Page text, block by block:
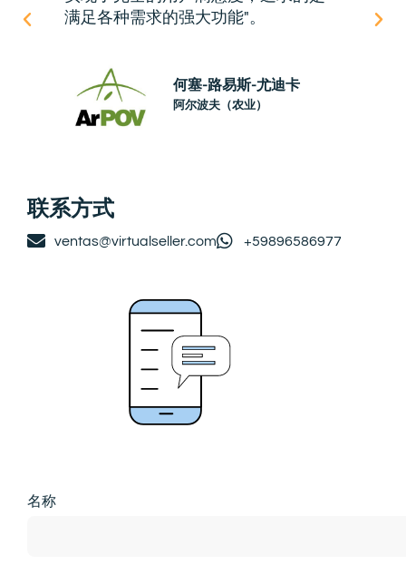
满足各种需求的强大功能"。
何塞-路易斯-尤迪卡
阿尔波夫（农业）
名称
联系方式
ventas@virtualseller.com +59896586977